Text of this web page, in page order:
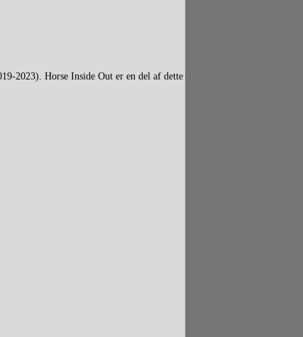
2023). Horse Inside Out er en del af dette